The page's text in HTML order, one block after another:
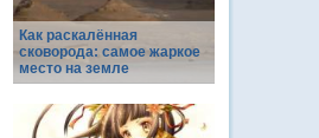
Как раскалённая
сковорода: самое жаркое
место на земле